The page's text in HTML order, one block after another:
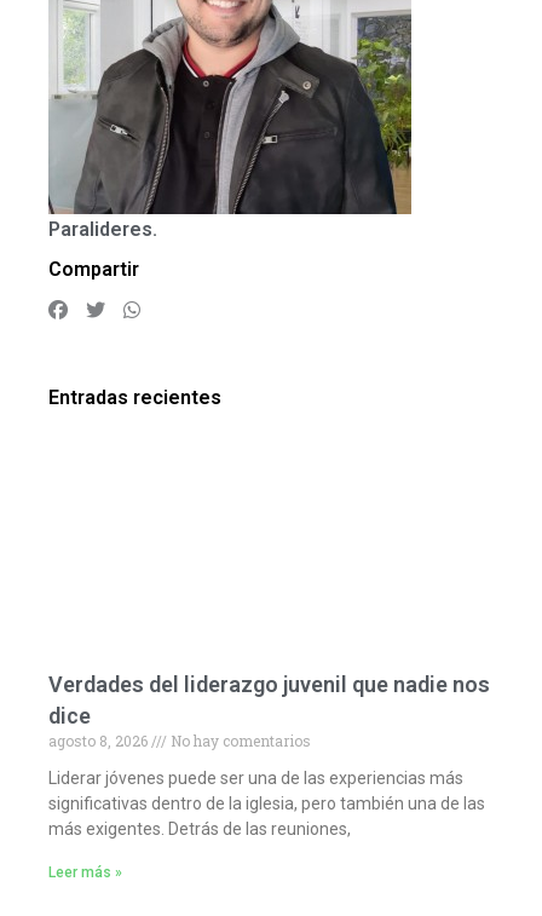
Paralideres.
Compartir
Entradas recientes
Verdades del liderazgo juvenil que nadie nos
dice
agosto 8, 2026
No hay comentarios
Liderar jóvenes puede ser una de las experiencias más
significativas dentro de la iglesia, pero también una de las
más exigentes. Detrás de las reuniones,
Leer más »